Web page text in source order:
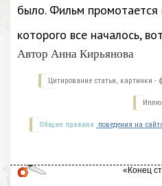
было. Фильм
которого все началось,
Автор Анна Кирьянова
Цитирование статьи, картинки -
Общие правила поведения на